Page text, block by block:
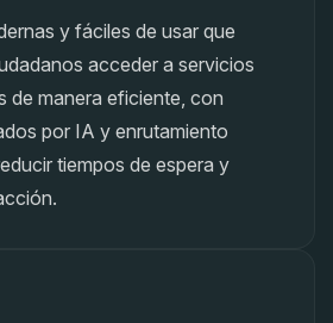
y fáciles de usar que
acceder a servicios
de manera eficiente, con
por IA y enrutamiento
tiempos de espera y